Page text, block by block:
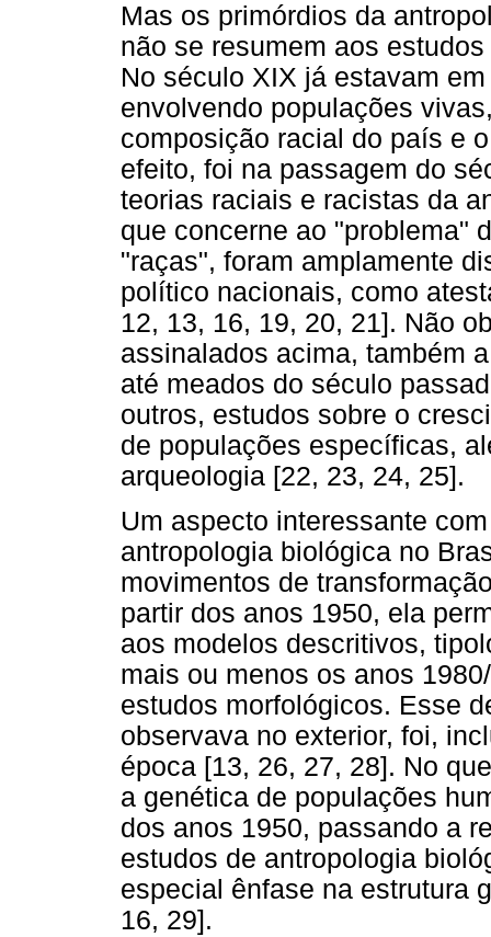
Mas os primórdios da
não se resumem aos
No século XIX já estavam
envolvendo populações
composição racial do país e
efeito, foi na passagem do
teorias raciais e racistas da
que concerne ao "problema"
"raças", foram amplamente
político nacionais, como
12, 13, 16, 19, 20, 21]. Não
assinalados acima, também
até meados do século
outros, estudos sobre o
de populações específicas,
arqueologia [22, 23, 24, 25].
Um aspecto interessante
antropologia biológica no
movimentos de
partir dos anos 1950, ela
aos modelos descritivos,
mais ou menos os anos
estudos morfológicos. Esse
observava no exterior, foi,
época [13, 26, 27, 28]. No
a genética de populações
dos anos 1950, passando a
estudos de antropologia
especial ênfase na estrutura
16, 29].